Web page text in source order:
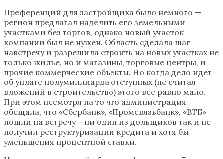
Преференций для застройщика было немного —
регион предлагал наделить его земельными
участками без торгов, однако новый участок
компании был не нужен. Область сделала шаг
навстречу и разрешила строить на новых участках не
только жилье, но и магазины, торговые центры, и
прочие коммерческие объекты. Но когда дело идет
об уплате полумиллиарда отступных (не считая
вложений в строительство) этого все равно мало.
При этом несмотря на то что администрация
обещала, что «Сбербанк», «Промсвязьбанк», «ВТБ»
пошли на встречу – ни один из дольщиков так и не
получил реструктуризации кредита и хотя бы
уменьшения процентной ставки.